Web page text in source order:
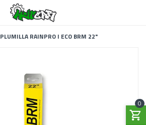
0
PLUMILLA RAINPRO I ECO BRM 22"